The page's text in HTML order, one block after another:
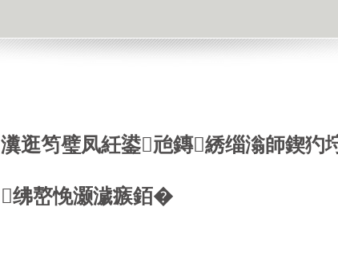
瀵逛笉璧凤紝鍙兘鏄綉缁滃師鍥犳
绋嶅悗灏濊瘯銆�